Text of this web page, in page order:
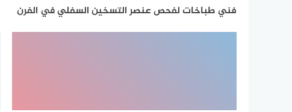
فني طباخات لفحص عنصر التسخين السفلي في الفرن